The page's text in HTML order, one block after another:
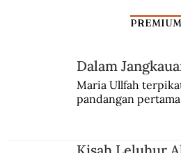
Inilah Tiga Orang Jawa
PREMIUM
Dalam
Maria Ullfah
pandangan